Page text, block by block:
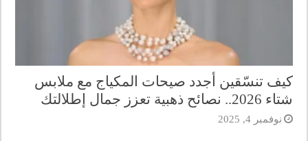
كيف تنسّقين أجدد صيحات المكياج مع ملابس
شتاء 2026.. نصائح ذهبية تعزز جمال إطلالتك
نوفمبر 4, 2025